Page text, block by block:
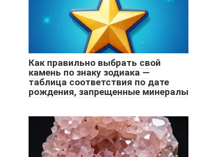
Как правильно выбрать свой
камень по знаку зодиака —
таблица соответствия по дате
рождения, запрещенные минералы